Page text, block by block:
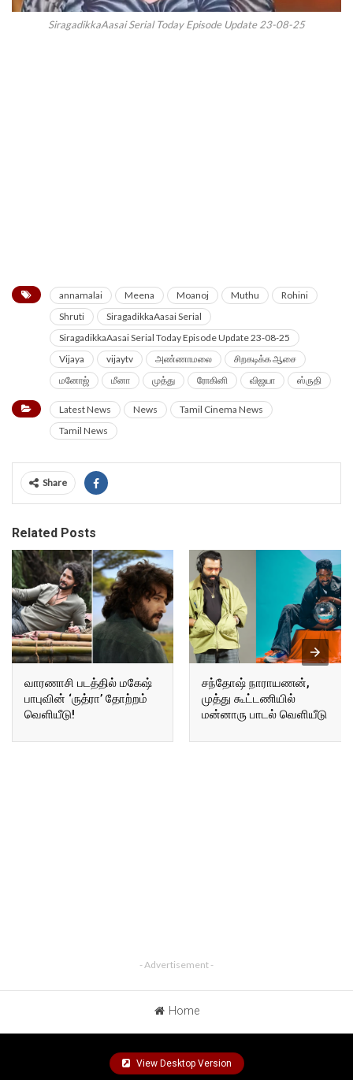
SiragadikkaAasai Serial Today Episode Update 23-08-25
annamalai Meena Moanoj Muthu
Rohini
Shruti
SiragadikkaAasai Serial
SiragadikkaAasai Serial Today Episode Update 23-08-25
Vijaya
vijaytv அண்ணாமலை
சிறகடிக்க ஆசை
மனோஜ்
மீனா முத்து ரோகினி விஜயா ஸ்ருதி
Latest News News
Tamil Cinema News
Tamil News
Share
Related Posts
வாரணாசி படத்தில் மகேஷ்
பாபுவின் ‘ருத்ரா’ தோற்றம்
வெளியீடு!
சந்தோஷ் நாராயணன்,
முத்து கூட்டணியில்
மன்னாரு பாடல் வெளியீடு
- Advertisement -
Home
View Desktop Version